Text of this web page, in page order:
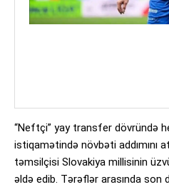
“Neftçi” yay transfer dövründə
istiqamətində növbəti addımını
təmsilçisi Slovakiya millisinin
əldə edib. Tərəflər arasında son